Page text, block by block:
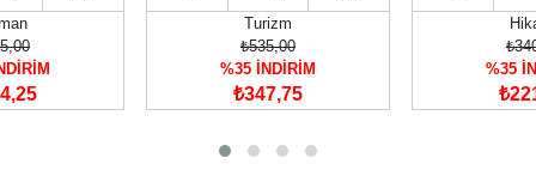
Turizm
₺535,00
%35 İNDİRİM
₺347,75
%35